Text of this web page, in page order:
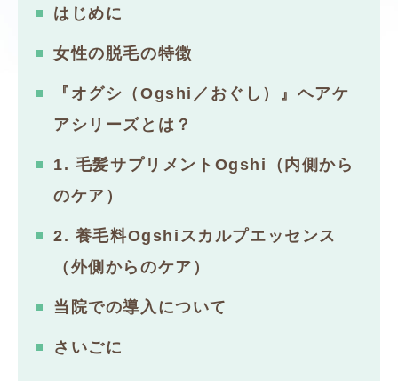
はじめに
女性の脱毛の特徴
『オグシ（Ogshi／おぐし）』ヘアケ
アシリーズとは？
1. 毛髪サプリメントOgshi（内側から
のケア）
2. 養毛料Ogshiスカルプエッセンス
（外側からのケア）
当院での導入について
さいごに